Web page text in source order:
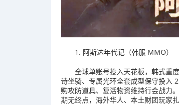
1. 阿斯达年代记（韩服 MMO）
全球单账号投入天花板，韩式重
诗坐骑、专属光环全套成型保守投入
购攻防道具、复活物资维持行会战力
期无终点，海外华人、本土财团玩家